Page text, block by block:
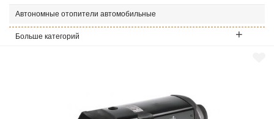
Автономные отопители автомобильные
Больше категорий